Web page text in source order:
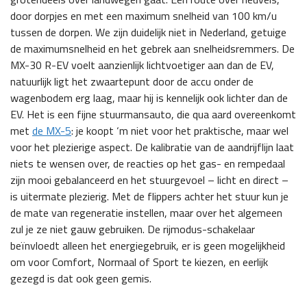
door dorpjes en met een maximum snelheid van 100 km/u
tussen de dorpen. We zijn duidelijk niet in Nederland, getuige
de maximumsnelheid en het gebrek aan snelheidsremmers. De
MX-30 R-EV voelt aanzienlijk lichtvoetiger aan dan de EV,
natuurlijk ligt het zwaartepunt door de accu onder de
wagenbodem erg laag, maar hij is kennelijk ook lichter dan de
EV. Het is een fijne stuurmansauto, die qua aard overeenkomt
met de MX-5: je koopt ‘m niet voor het praktische, maar wel
voor het plezierige aspect. De kalibratie van de aandrijflijn laat
niets te wensen over, de reacties op het gas- en rempedaal
zijn mooi gebalanceerd en het stuurgevoel – licht en direct –
is uitermate plezierig. Met de flippers achter het stuur kun je
de mate van regeneratie instellen, maar over het algemeen
zul je ze niet gauw gebruiken. De rijmodus-schakelaar
beïnvloedt alleen het energiegebruik, er is geen mogelijkheid
om voor Comfort, Normaal of Sport te kiezen, en eerlijk
gezegd is dat ook geen gemis.